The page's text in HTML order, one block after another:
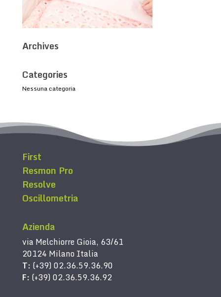
Archives
Categories
Nessuna categoria
First
Resmon Pro
Resolve
Oscillometria
Azienda
via Melchiorre Gioia, 63/61
20124 Milano Italia
T: (+39) 02.36.59.36.90
F: (+39) 02.36.59.36.92